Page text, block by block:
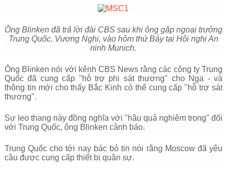
Ông Blinken đã trả lời đài CBS sau khi ông gặp ngoại trưởng
Trung Quốc, Vương Nghị, vào hôm thứ Bảy tại Hội nghị An
ninh Munich.
Ông Blinken nói với kênh CBS News rằng các công ty Trung
Quốc đã cung cấp "hỗ trợ phi sát thương" cho Nga - và
thông tin mới cho thấy Bắc Kinh có thể cung cấp "hỗ trợ sát
thương".
Sự leo thang này đồng nghĩa với "hậu quả nghiêm trọng" đối
với Trung Quốc, ông Blinken cảnh báo.
Trung Quốc cho tới nay bác bỏ tin nói rằng Moscow đã yêu
cầu được cung cấp thiết bị quân sự.